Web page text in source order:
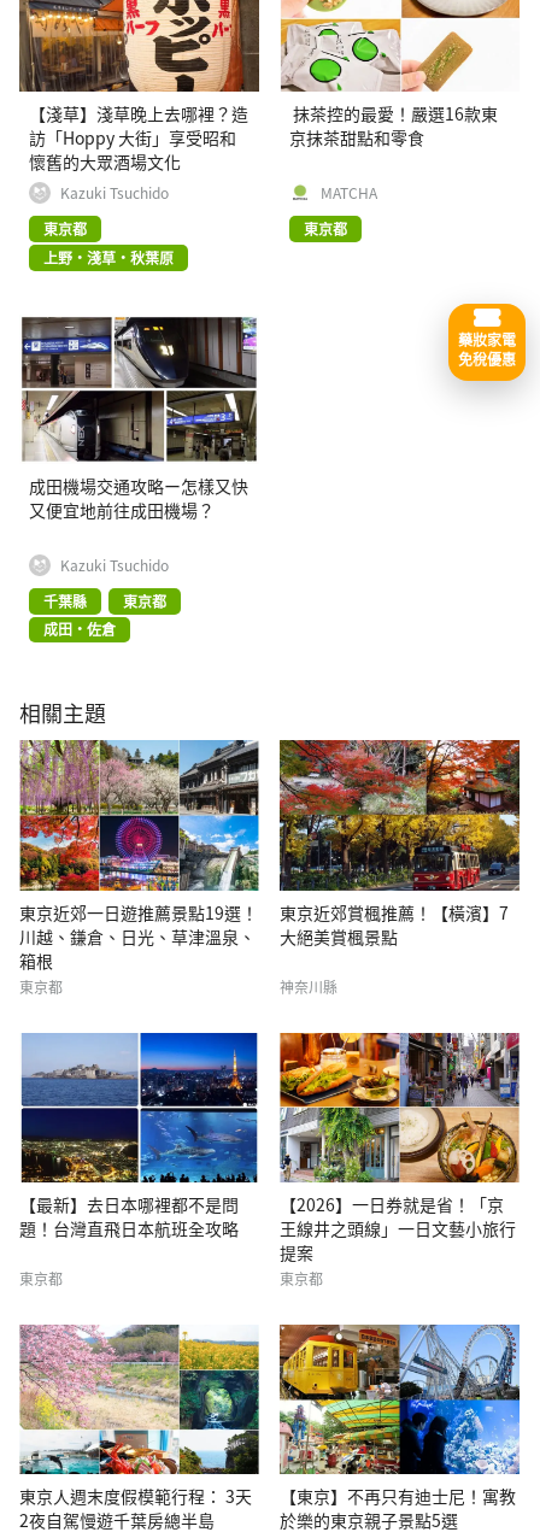
【淺草】淺草晚上去哪裡？造
訪「Hoppy 大街」享受昭和
懷舊的大眾酒場文化
Kazuki Tsuchido
東京都
上野・淺草・秋葉原
抹茶控的最愛！嚴選16款東
京抹茶甜點和零食
MATCHA
東京都
成田機場交通攻略ー怎樣又快
又便宜地前往成田機場？
Kazuki Tsuchido
千葉縣
東京都
成田・佐倉
相關主題
東京近郊一日遊推薦景點19選！
川越、鎌倉、日光、草津溫泉、
箱根
東京都
東京近郊賞楓推薦！【橫濱】7
大絕美賞楓景點
神奈川縣
【最新】去日本哪裡都不是問
題！台灣直飛日本航班全攻略
東京都
【2026】一日券就是省！「京
王線井之頭線」一日文藝小旅行
提案
東京都
東京人週末度假模範行程： 3天
2夜自駕慢遊千葉房總半島
【東京】不再只有迪士尼！寓教
於樂的東京親子景點5選
藥妝家電
免稅優惠